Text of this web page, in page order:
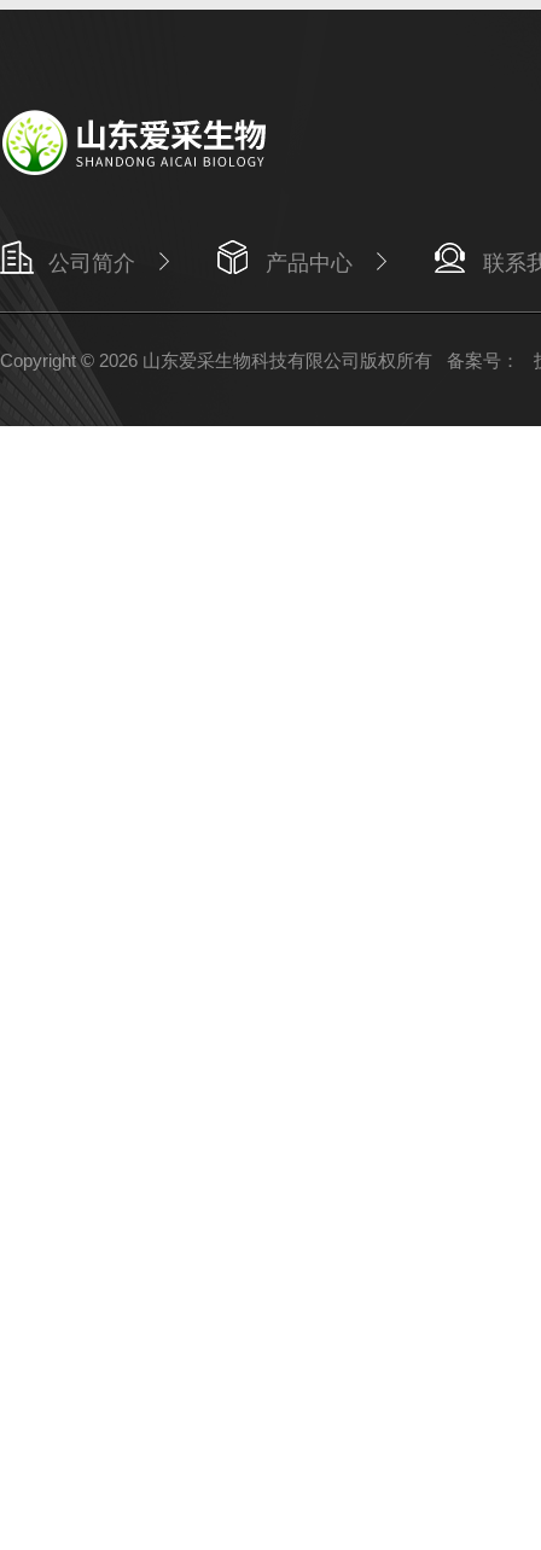
公司简介 产品中心 联系
Copyright © 2026 山东爱采生物科技有限公司版权所有 备案号：